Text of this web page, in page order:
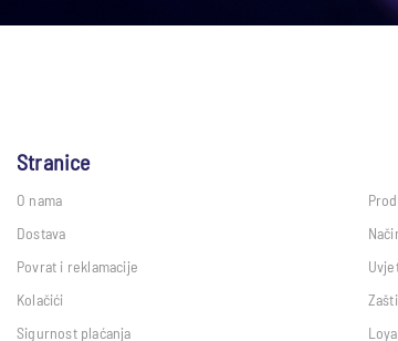
Stranice
O nama
Dostava
Povrat i reklamacije
Kolačići
Sigurnost plaćanja